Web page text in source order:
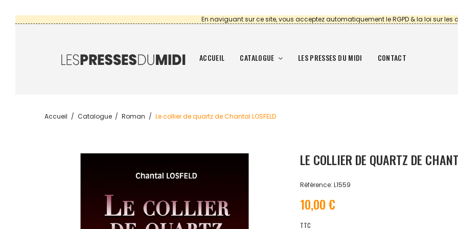
En naviguant sur ce site, vous acceptez automatiquement le RGPD & la loi sur les
ACCUEIL CATALOGUE LES PRESSES DU MIDI CONTACT
Accueil Catalogue Roman Le collier de quartz de Chantal LOSFELD
LE COLLIER DE QUARTZ DE
Référence: L1559
10,00 €
TTC